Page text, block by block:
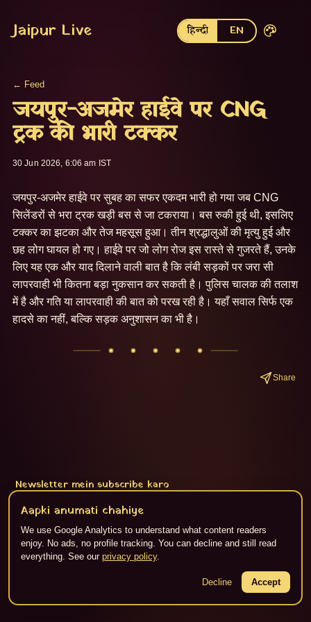
Jaipur Live हिन्दी EN
← Feed
जयपुर-अजमेर हाईवे पर CNG
ट्रक की भारी टक्कर
30 Jun 2026, 6:06 am IST
जयपुर-अजमेर हाईवे पर सुबह का सफर एकदम भारी हो गया जब CNG
सिलेंडरों से भरा ट्रक खड़ी बस से जा टकराया। बस रुकी हुई थी, इसलिए
टक्कर का झटका और तेज महसूस हुआ। तीन श्रद्धालुओं की मृत्यु हुई और
छह लोग घायल हो गए। हाईवे पर जो लोग रोज इस रास्ते से गुजरते हैं, उनके
लिए यह एक और याद दिलाने वाली बात है कि लंबी सड़कों पर जरा सी
लापरवाही भी कितना बड़ा नुकसान कर सकती है। पुलिस चालक की तलाश
में है और गति या लापरवाही की बात को परख रही है। यहाँ सवाल सिर्फ एक
हादसे का नहीं, बल्कि सड़क अनुशासन का भी है।
Share
Newsletter mein subscribe karo
About·Privacy ·Terms·RSS
2026Jaipur Live.
Aapki anumati chahiye
We use Google Analytics to understand what content readers
enjoy. No ads, no profile tracking. You can decline and still read
everything. See our privacy policy.
Decline Accept